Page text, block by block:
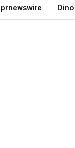
prnewswire Dino